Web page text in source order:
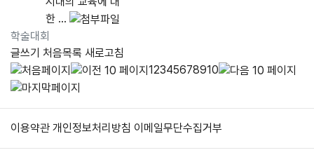
학술대회
한 ...
글쓰기 처음목록 새로고침
12345678910
이용약관 개인정보처리방침 이메일무단수집거부